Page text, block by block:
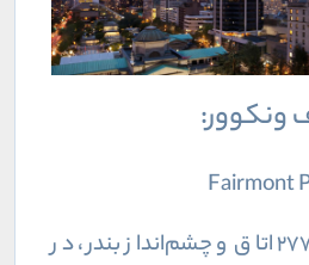
Fairmont
این هتل لوکس با ۲۷۷ اتاق و چشم‌انداز بندر، در